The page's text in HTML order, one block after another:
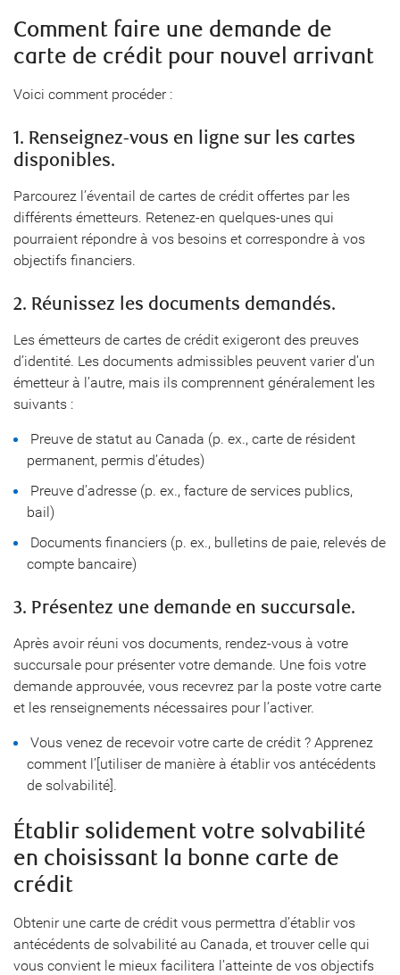
Comment faire une demande de
carte de crédit pour nouvel arrivant
Voici comment procéder :
1. Renseignez-vous en ligne sur les cartes
disponibles.
Parcourez l’éventail de cartes de crédit offertes par les
différents émetteurs. Retenez-en quelques-unes qui
pourraient répondre à vos besoins et correspondre à vos
objectifs financiers.
2. Réunissez les documents demandés.
Les émetteurs de cartes de crédit exigeront des preuves
d’identité. Les documents admissibles peuvent varier d’un
émetteur à l’autre, mais ils comprennent généralement les
suivants :
Preuve de statut au Canada (p. ex., carte de résident
permanent, permis d’études)
Preuve d’adresse (p. ex., facture de services publics,
bail)
Documents financiers (p. ex., bulletins de paie, relevés de
compte bancaire)
3. Présentez une demande en succursale.
Après avoir réuni vos documents, rendez-vous à votre
succursale pour présenter votre demande. Une fois votre
demande approuvée, vous recevrez par la poste votre carte
et les renseignements nécessaires pour l’activer.
Vous venez de recevoir votre carte de crédit ? Apprenez
comment l’[utiliser de manière à établir vos antécédents
de solvabilité].
Établir solidement votre solvabilité
en choisissant la bonne carte de
crédit
Obtenir une carte de crédit vous permettra d’établir vos
antécédents de solvabilité au Canada, et trouver celle qui
vous convient le mieux facilitera l’atteinte de vos objectifs